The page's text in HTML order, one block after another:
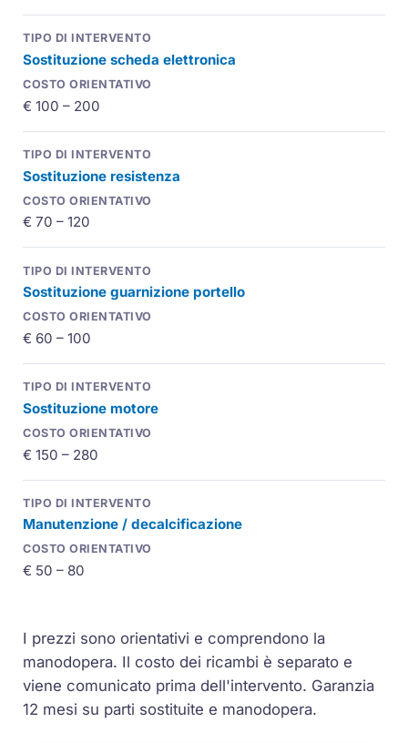
Sostituzione scheda elettronica
€ 100 – 200
Sostituzione resistenza
€ 70 – 120
Sostituzione guarnizione portello
€ 60 – 100
Sostituzione motore
€ 150 – 280
Manutenzione / decalcificazione
€ 50 – 80
I prezzi sono orientativi e comprendono la
manodopera. Il costo dei ricambi è separato e
viene comunicato prima dell'intervento. Garanzia
12 mesi su parti sostituite e manodopera.